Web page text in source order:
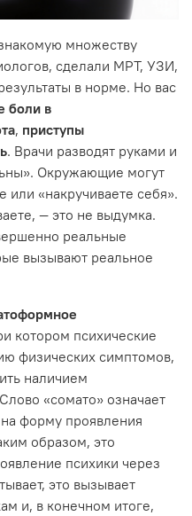
множеству
сделали МРТ, УЗИ,
в норме. Но вас
боли в
, приступы
. Врачи разводят руками и
Окружающие могут
или «накручиваете себя».
— это не выдумка.
реальные
вызывают реальное
котором психические
физических симптомов,
наличием
«сомато» означает
форму проявления
образом, это
психики через
это вызывает
и, в конечном итоге,